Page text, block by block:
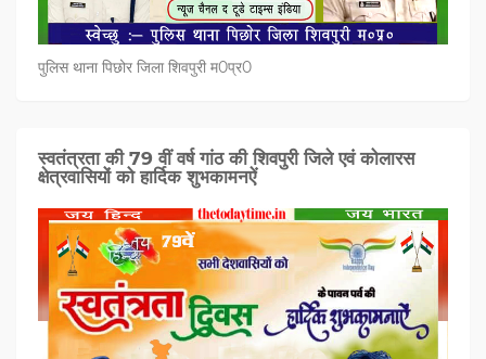
पुलिस थाना पिछोर जिला शिवपुरी म0प्र0
स्वतंत्रता की 79 वीं वर्ष गांठ की शिवपुरी जिले एवं कोलारस
क्षेत्रवासियों को हार्दिक शुभकामनऐं